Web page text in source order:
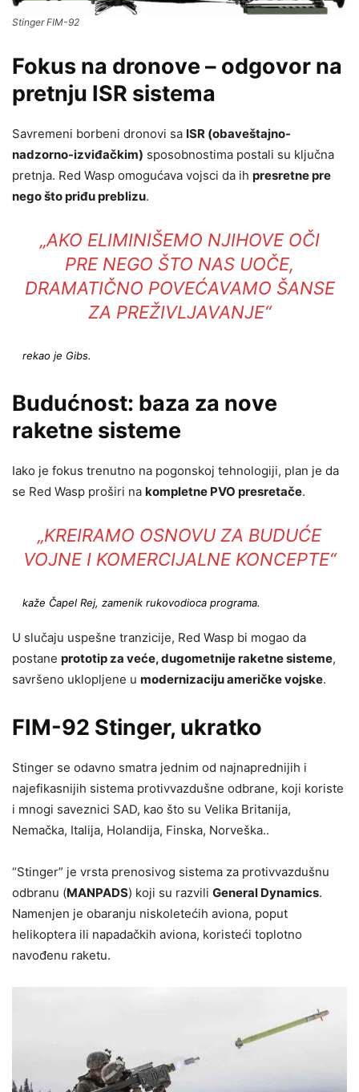
Stinger FIM-92
Fokus na dronove – odgovor na
pretnju ISR sistema
Savremeni borbeni dronovi sa ISR (obaveštajno-
nadzorno-izviđačkim) sposobnostima postali su ključna
pretnja. Red Wasp omogućava vojsci da ih presretne pre
nego što priđu preblizu.
„AKO ELIMINIŠEMO NJIHOVE OČI
PRE NEGO ŠTO NAS UOČE,
DRAMATIČNO POVEĆAVAMO ŠANSE
ZA PREŽIVLJAVANJE“
rekao je Gibs.
Budućnost: baza za nove
raketne sisteme
Iako je fokus trenutno na pogonskoj tehnologiji, plan je da
se Red Wasp proširi na kompletne PVO presretače.
„KREIRAMO OSNOVU ZA BUDUĆE
VOJNE I KOMERCIJALNE KONCEPTE“
kaže Čapel Rej, zamenik rukovodioca programa.
U slučaju uspešne tranzicije, Red Wasp bi mogao da
postane prototip za veće, dugometnije raketne sisteme,
savršeno uklopljene u modernizaciju američke vojske.
FIM-92 Stinger, ukratko
Stinger se odavno smatra jednim od najnaprednijih i
najefikasnijih sistema protivvazdušne odbrane, koji koriste
i mnogi saveznici SAD, kao što su Velika Britanija,
Nemačka, Italija, Holandija, Finska, Norveška..
“Stinger” je vrsta prenosivog sistema za protivvazdušnu
odbranu (MANPADS) koji su razvili General Dynamics.
Namenjen je obaranju niskoletećih aviona, poput
helikoptera ili napadačkih aviona, koristeći toplotno
navođenu raketu.